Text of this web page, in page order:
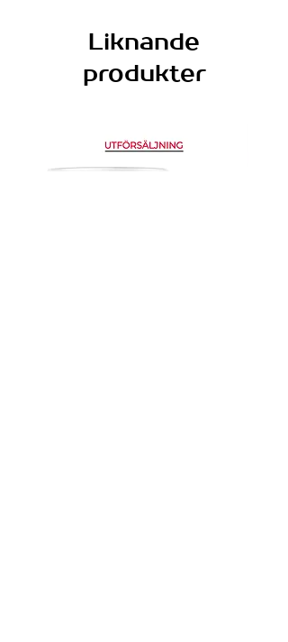
Liknande
produkter